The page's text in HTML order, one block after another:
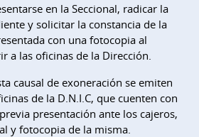
en la Seccional, radicar la
y solicitar la constancia de la
con una fotocopia al
a las oficinas de la Dirección.
causal de exoneración se emiten
de la D.N.I.C, que cuenten con
presentación ante los cajeros,
y fotocopia de la misma.